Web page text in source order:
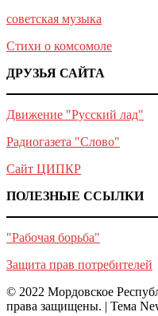
советская музыка
Стихи о комсомоле
ДРУЗЬЯ САЙТА
Движение "Русский лад"
Радиогазета "Слово"
Сайт ЦИПКР
ПОЛЕЗНЫЕ ССЫЛКИ
"Рабочая борьба"
Защита прав потребителей
© 2022 Мордовское
права защищены. | Тема